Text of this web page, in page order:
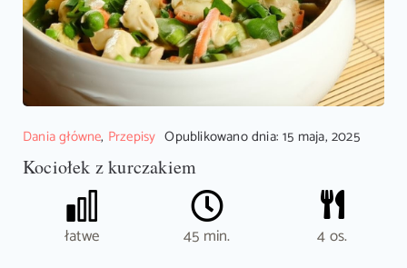
Dania główne, Przepisy Opublikowano dnia: 15 maja, 2025
Kociołek z kurczakiem
łatwe 45 min.
4 os.